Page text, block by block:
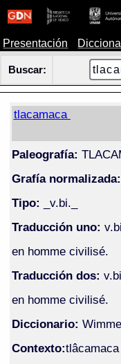
Presentación
Buscar:
tlacamaca
Paleografía:
Grafía normalizada:
Tipo: _v.bi._
Traducción uno:
en homme civilisé.
Traducción dos:
en homme civilisé.
Diccionario:
Contexto: